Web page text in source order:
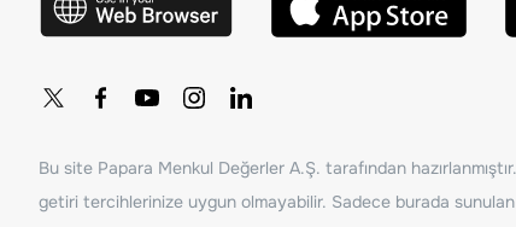
Bu site Papara Menkul Değerler A.Ş. tarafından
getiri tercihlerinize uygun olmayabilir. Sadece burada